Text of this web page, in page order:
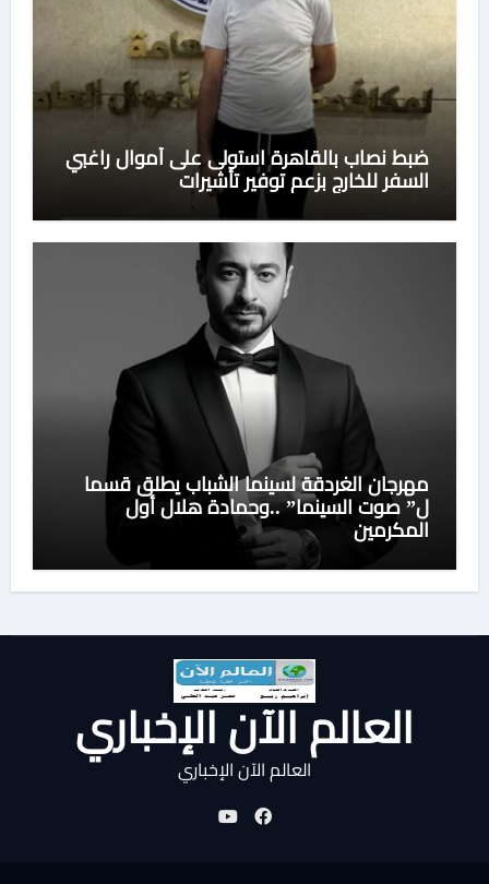
ضبط نصاب بالقاهرة استولى على أموال راغبي
السفر للخارج بزعم توفير تأشيرات
مهرجان الغردقة لسينما الشباب يطلق قسما
ل” صوت السينما” ..وحمادة هلال أول
المكرمين
العالم الآن الإخباري
العالم الآن الإخباري